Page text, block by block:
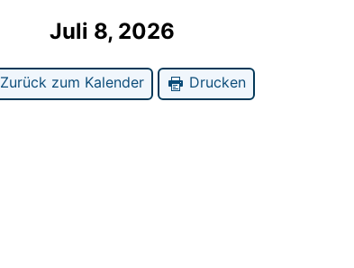
Juli 8, 2026
Zurück zum Kalender Drucken